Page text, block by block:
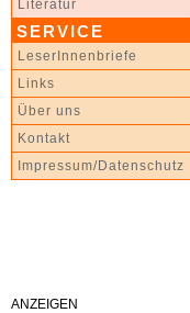
Literatur
SERVICE
LeserInnenbriefe
Links
Über uns
Kontakt
Impressum/Datenschutz
ANZEIGEN